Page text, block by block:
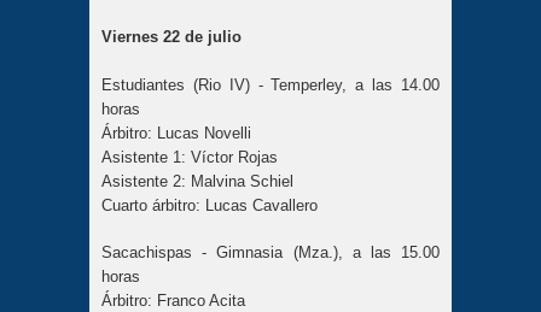
Viernes 22 de julio
Estudiantes (Rio IV) - Temperley, a las 14.00
horas
Árbitro: Lucas Novelli
Asistente 1: Víctor Rojas
Asistente 2: Malvina Schiel
Cuarto árbitro: Lucas Cavallero
Sacachispas - Gimnasia (Mza.), a las 15.00
horas
Árbitro: Franco Acita